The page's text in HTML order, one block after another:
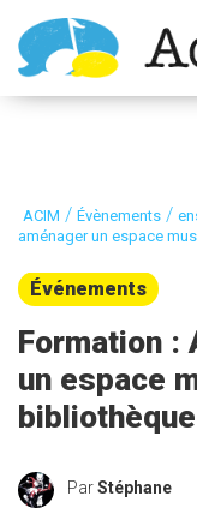
Ouvrir la
ACIM / Évènements /
aménager un espace
Événements
Formation :
un espace
ParStéphane